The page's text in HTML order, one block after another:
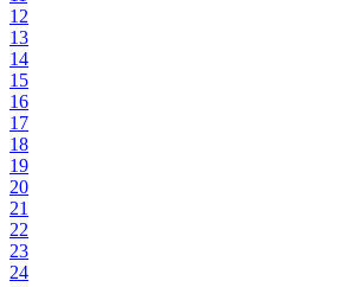
12
13
14
15
16
17
18
19
20
21
22
23
24